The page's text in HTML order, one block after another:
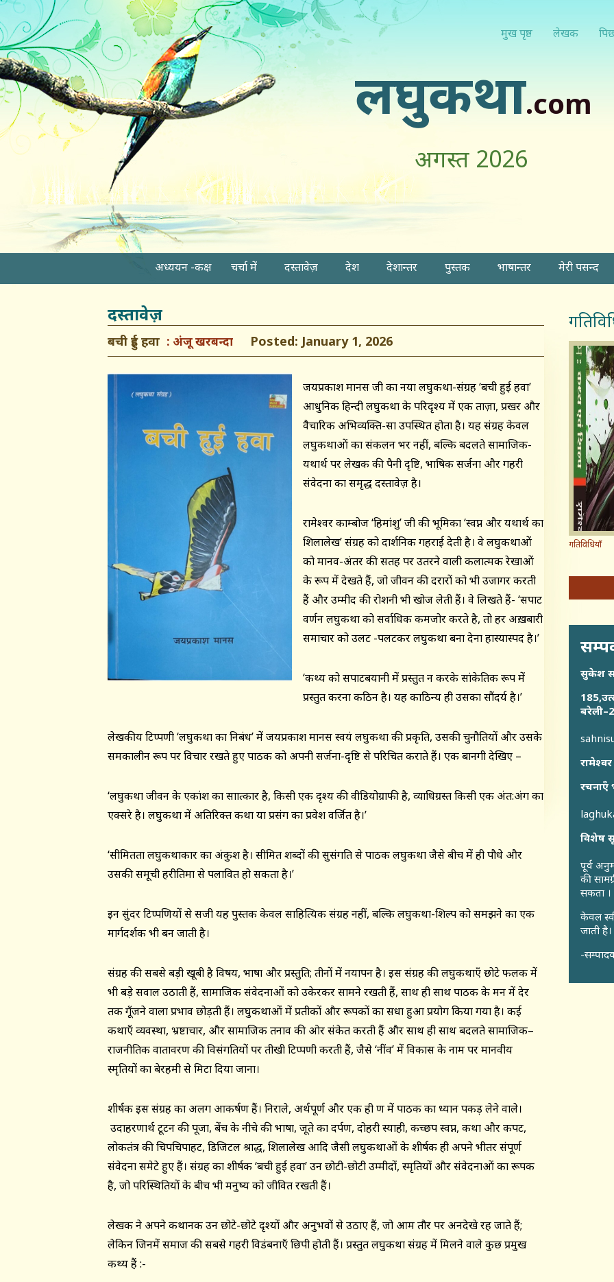
मुख पृष्ठ लेखक
लघुकथा.com
अगस्त 2026
अध्ययन -कक्ष चर्चा में दस्तावेज़ देश देशान्तर पुस्तक भाषान्तर मेरी पसन्द
दस्तावेज़
बची हुई हवा अंजू खरबन्दा Posted: January 1, 2026
जयप्रकाश मानस जी का नया लघुकथा-संग्रह ‘बची हुई हवा’
आधुनिक हिन्दी लघुकथा के परिदृश्य में एक ताज़ा, प्रखर और
वैचारिक अभिव्यक्ति-सा उपस्थित होता है। यह संग्रह केवल
लघुकथाओं का संकलन भर नहीं, बल्कि बदलते सामाजिक-
यथार्थ पर लेखक की पैनी दृष्टि, भाषिक सर्जना और गहरी
संवेदना का समृद्ध दस्तावेज़ है।
रामेश्वर काम्बोज ‘हिमांशु’ जी की भूमिका ‘स्वप्न और यथार्थ का
शिलालेख’ संग्रह को दार्शनिक गहराई देती है। वे लघुकथाओं
को मानव-अंतर की सतह पर उतरने वाली कलात्मक रेखाओं
के रूप में देखते हैं, जो जीवन की दरारों को भी उजागर करती
हैं और उम्मीद की रोशनी भी खोज लेती हैं। वे लिखते हैं- ‘सपाट
वर्णन लघुकथा को सर्वाधिक कमजोर करते है, तो हर अख़बारी
समाचार को उलट -पलटकर लघुकथा बना देना हास्यास्पद है।’
‘कथ्य को सपाटबयानी में प्रस्तुत न करके सांकेतिक रूप में
प्रस्तुत करना कठिन है। यह काठिन्य ही उसका सौंदर्य है।’
लेखकीय टिप्पणी ‘लघुकथा का निबंध’ में जयप्रकाश मानस स्वयं लघुकथा की प्रकृति, उसकी चुनौतियों और उसके
समकालीन रूप पर विचार रखते हुए पाठक को अपनी सर्जना-दृष्टि से परिचित कराते हैं। एक बानगी देखिए –
‘लघुकथा जीवन के एकांश का साक्षात्कार है, किसी एक दृश्य की वीडियोग्राफी है, व्याधिग्रस्त किसी एक अंत:अंग का
एक्सरे है। लघुकथा में अतिरिक्त कथा या प्रसंग का प्रवेश वर्जित है।’
‘सीमितता लघुकथाकार का अंकुश है। सीमित शब्दों की सुसंगति से पाठक लघुकथा जैसे बीच में ही पौधे और
उसकी समूची हरीतिमा से पलावित हो सकता है।’
इन सुंदर टिप्पणियों से सजी यह पुस्तक केवल साहित्यिक संग्रह नहीं, बल्कि लघुकथा-शिल्प को समझने का एक
मार्गदर्शक भी बन जाती है।
संग्रह की सबसे बड़ी खूबी है विषय, भाषा और प्रस्तुति; तीनों में नयापन है। इस संग्रह की लघुकथाएँ छोटे फलक में
भी बड़े सवाल उठाती हैं, सामाजिक संवेदनाओं को उकेरकर सामने रखती हैं, साथ ही साथ पाठक के मन में देर
तक गूँजने वाला प्रभाव छोड़ती हैं। लघुकथाओं में प्रतीकों और रूपकों का सधा हुआ प्रयोग किया गया है। कई
कथाएँ व्यवस्था, भ्रष्टाचार, और सामाजिक तनाव की ओर संकेत करती हैं और साथ ही साथ बदलते सामाजिक–
राजनीतिक वातावरण की विसंगतियों पर तीखी टिप्पणी करती हैं, जैसे ‘नींव’ में विकास के नाम पर मानवीय
स्मृतियों का बेरहमी से मिटा दिया जाना।
शीर्षक इस संग्रह का अलग आकर्षण हैं। निराले, अर्थपूर्ण और एक ही क्षण में पाठक का ध्यान पकड़ लेने वाले।
उदाहरणार्थ टूटन की पूजा, बेंच के नीचे की भाषा, जूते का दर्पण, दोहरी स्याही, कच्छप स्वप्न, कथा और कपट,
लोकतंत्र की चिपचिपाहट, डिजिटल श्राद्ध, शिलालेख आदि जैसी लघुकथाओं के शीर्षक ही अपने भीतर संपूर्ण
संवेदना समेटे हुए हैं। संग्रह का शीर्षक ‘बची हुई हवा’ उन छोटी-छोटी उम्मीदों, स्मृतियों और संवेदनाओं का रूपक
है, जो परिस्थितियों के बीच भी मनुष्य को जीवित रखती हैं।
लेखक ने अपने कथानक उन छोटे-छोटे दृश्यों और अनुभवों से उठाए हैं, जो आम तौर पर अनदेखे रह जाते हैं;
लेकिन जिनमें समाज की सबसे गहरी विडंबनाएँ छिपी होती हैं। प्रस्तुत लघुकथा संग्रह में मिलने वाले कुछ प्रमुख
कथ्य हैं :-
गतिविधियाँ
सुकेश
विशेष
पूर्व
की
सकता ।
केवल
जाती है।
-